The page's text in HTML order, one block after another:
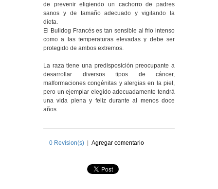
de prevenir eligiendo un cachorro de padres
sanos y de tamaño adecuado y vigilando la
dieta.
El Bulldog Francés es tan sensible al frio intenso
como a las temperaturas elevadas y debe ser
protegido de ambos extremos.
La raza tiene una predisposición preocupante a
desarrollar diversos tipos de cáncer,
malformaciones congénitas y alergias en la piel,
pero un ejemplar elegido adecuadamente tendrá
una vida plena y feliz durante al menos doce
años.
0 Revision(s) | Agregar comentario